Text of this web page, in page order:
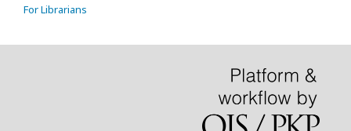
For Librarians